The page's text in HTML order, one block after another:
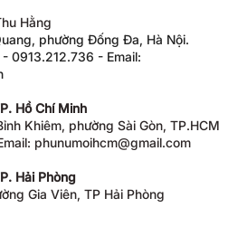
Hằng
phường Đống Đa, Hà Nội.
0913.212.736 - Email:
Hồ Chí Minh
Khiêm, phường Sài Gòn, TP.HCM
phunumoihcm@gmail.com
Hải Phòng
Gia Viên, TP Hải Phòng